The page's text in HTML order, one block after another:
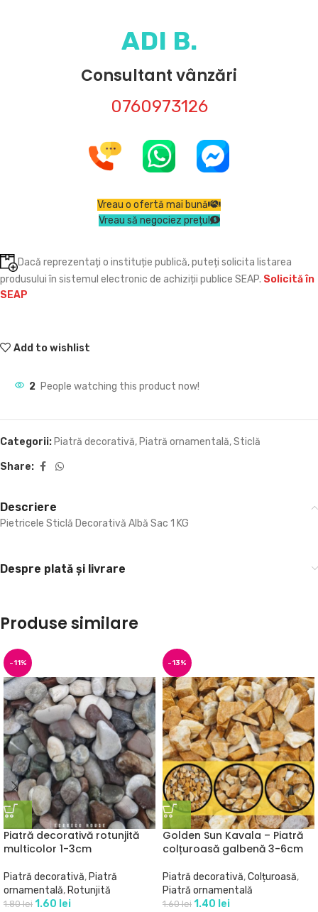
ADI B.
Consultant vânzări
0760973126
Vreau o ofertă mai bună
Vreau să negociez prețul
Dacă reprezentați o instituție publică, puteți solicita listarea
produsului în sistemul electronic de achiziții publice SEAP. Solicită în
SEAP
Add to wishlist
2 People watching this product now!
Categorii: Piatră decorativă, Piatră ornamentală,Sticlă
Share:
Descriere
Pietricele Sticlă Decorativă Albă Sac 1 KG
Despre plată și livrare
Produse similare
-11%
Piatră decorativă rotunjită
multicolor 1-3cm
Piatră decorativă, Piatră
ornamentală, Rotunjită
1.80lei 1.60 lei
-13%
Golden Sun Kavala – Piatră
colțuroasă galbenă 3-6cm
Piatră decorativă,Colțuroasă,
Piatră ornamentală
1.60lei 1.40 lei